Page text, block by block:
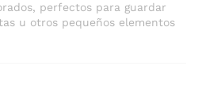
perfectos para guardar
u otros pequeños elementos